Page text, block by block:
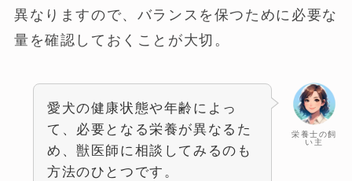
異なりますので、バランスを保つために必要な
量を確認しておくことが大切。
栄養士の飼
い主
愛犬の健康状態や年齢によっ
て、必要となる栄養が異なるた
め、獣医師に相談してみるのも
方法のひとつです。